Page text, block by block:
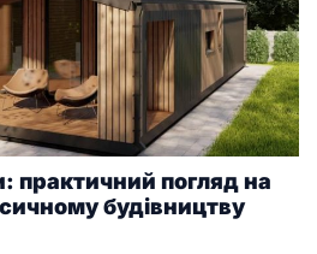
практичний погляд на
будівництву